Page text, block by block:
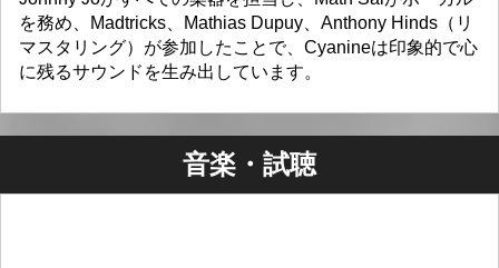
を務め、Madtricks、Mathias Dupuy、Anthony Hinds（リ
マスタリング）が参加したことで、Cyanineは印象的で心
に残るサウンドを生み出しています。
音楽・試聴